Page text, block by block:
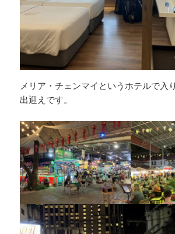
メリア・チェンマイというホテルで入
出迎えです。